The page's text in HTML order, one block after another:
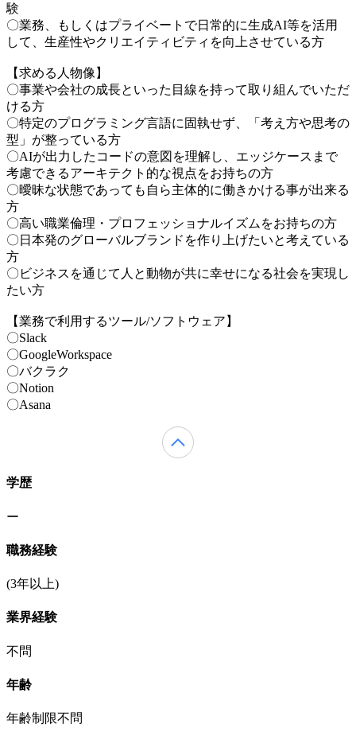
験
〇業務、もしくはプライベートで日常的に生成AI等を活用
して、生産性やクリエイティビティを向上させている方
【求める人物像】
〇事業や会社の成長といった目線を持って取り組んでいただ
ける方
〇特定のプログラミング言語に固執せず、「考え方や思考の
型」が整っている方
〇AIが出力したコードの意図を理解し、エッジケースまで
考慮できるアーキテクト的な視点をお持ちの方
〇曖昧な状態であっても自ら主体的に働きかける事が出来る
方
〇高い職業倫理・プロフェッショナルイズムをお持ちの方
〇日本発のグローバルブランドを作り上げたいと考えている
方
〇ビジネスを通じて人と動物が共に幸せになる社会を実現し
たい方
【業務で利用するツール/ソフトウェア】
〇Slack
〇GoogleWorkspace
〇バクラク
〇Notion
〇Asana
学歴
ー
職務経験
(3年以上)
業界経験
不問
年齢
年齢制限不問